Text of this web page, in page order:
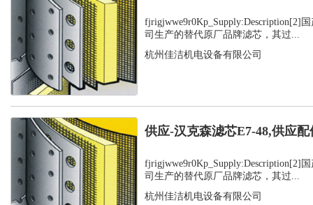
fjrigjwwe9r0Kp_Supply:Description[2]
司生产的替代原厂品牌滤芯，其过...
杭州佳洁机电设备有限公司
供应-汉克森滤芯E7-48,供应配
fjrigjwwe9r0Kp_Supply:Description[2]
司生产的替代原厂品牌滤芯，其过...
杭州佳洁机电设备有限公司